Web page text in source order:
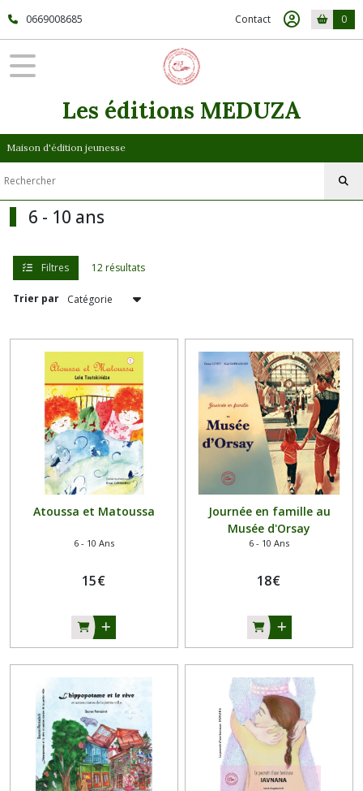
0669008685 Contact 0
Les éditions MEDUZA
Maison d'édition jeunesse
6 - 10 ans
Filtres 12 résultats
Trier par
Atoussa et Matoussa
6 - 10 Ans
15€
Journée en famille au
Musée d'Orsay
6 - 10 Ans
18€
Fermer
FILTRES
6
-
ans
(12)
Afficher
les